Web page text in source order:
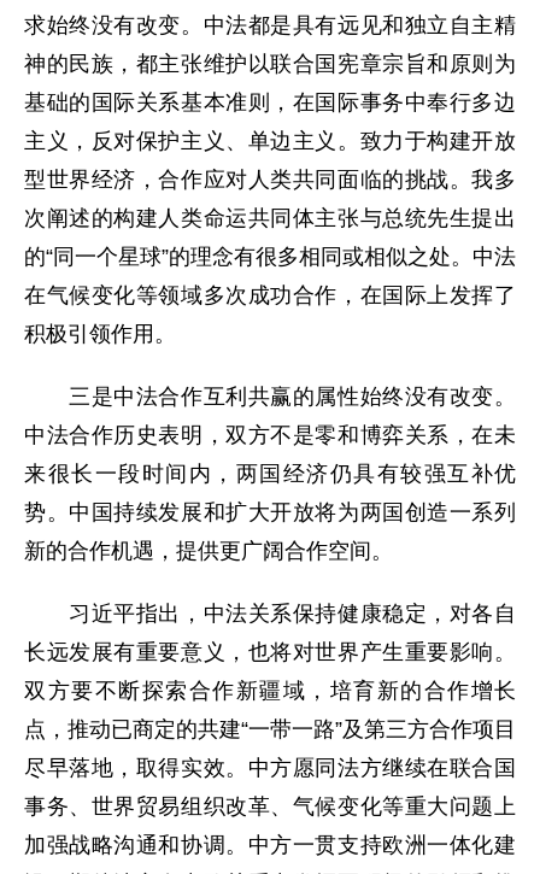
求始终没有改变。中法都是具有远见和独立自主精
神的民族，都主张维护以联合国宪章宗旨和原则为
基础的国际关系基本准则，在国际事务中奉行多边
主义，反对保护主义、单边主义。致力于构建开放
型世界经济，合作应对人类共同面临的挑战。我多
次阐述的构建人类命运共同体主张与总统先生提出
的“同一个星球”的理念有很多相同或相似之处。中法
在气候变化等领域多次成功合作，在国际上发挥了
积极引领作用。
三是中法合作互利共赢的属性始终没有改变。
中法合作历史表明，双方不是零和博弈关系，在未
来很长一段时间内，两国经济仍具有较强互补优
势。中国持续发展和扩大开放将为两国创造一系列
新的合作机遇，提供更广阔合作空间。
习近平指出，中法关系保持健康稳定，对各自
长远发展有重要意义，也将对世界产生重要影响。
双方要不断探索合作新疆域，培育新的合作增长
点，推动已商定的共建“一带一路”及第三方合作项目
尽早落地，取得实效。中方愿同法方继续在联合国
事务、世界贸易组织改革、气候变化等重大问题上
加强战略沟通和协调。中方一贯支持欧洲一体化建